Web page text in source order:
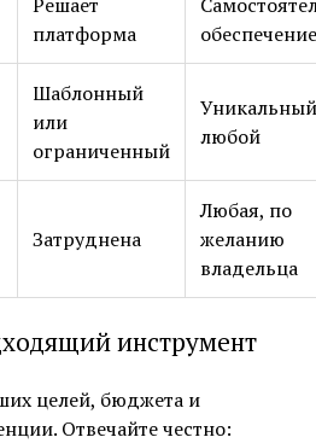
платформа
обеспечение
Шаблонный
или
ограниченный
любой
Затруднена
Любая, по
желанию
владельца
инструмент
целей, бюджета и
Отвечайте честно: